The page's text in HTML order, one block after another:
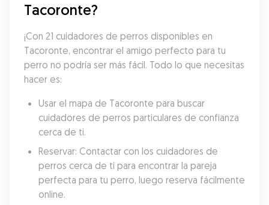
Tacoronte?
¡Con 21 cuidadores de perros disponibles en
Tacoronte, encontrar el amigo perfecto para tu
perro no podría ser más fácil. Todo lo que necesitas
hacer es:
Usar el mapa de Tacoronte para buscar
cuidadores de perros particulares de confianza
cerca de ti.
Reservar: Contactar con los cuidadores de
perros cerca de ti para encontrar la pareja
perfecta para tu perro, luego reserva fácilmente
online.